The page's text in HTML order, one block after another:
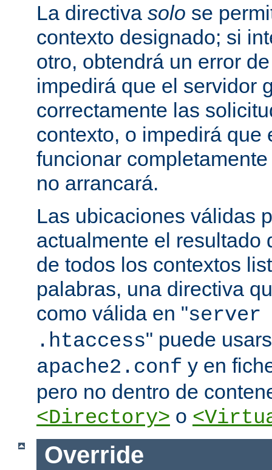
La directiva solo se
contexto designado; si
otro, obtendrá un error
impedirá que el servidor
correctamente las
contexto, o impedirá que
funcionar
no arrancará.
Las ubicaciones válidas
actualmente el resultado
de todos los contextos
palabras, una directiva
como válida en "
.htaccess" puede
apache2.conf y en
pero no dentro de
<Directory> o
Override